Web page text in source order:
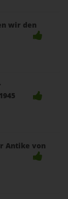
wir den
Antike von